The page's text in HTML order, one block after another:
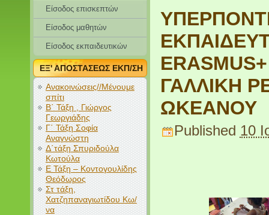
Είσοδος επισκεπτών
Eίσοδος μαθητών
Είσοδος εκπαιδευτικών
ΕΞ' ΑΠΟΣΤΑΣΕΩΣ ΕΚΠ/ΣΗ
Ανακοινώσεις//Μένουμε
σπίτι
Β΄ Τάξη , Γιώργος
Γεωργιάδης
Γ΄ Τάξη Σοφία
Αναγνώστη
Δ΄τάξη Σπυριδούλα
Κωτούλα
Ε Τάξη – Κοντογουλίδης
Θεόδωρος
Στ τάξη,
Χατζηπαναγιωτίδου Κω/
να
ΓΑΛΛΙΚΗ
ΩΚΕΑΝΟΥ
Published 10